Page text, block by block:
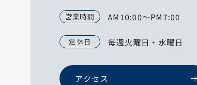
営業時間 AM10:00～PM7:00
定休日 毎週火曜日・水曜日
アクセス